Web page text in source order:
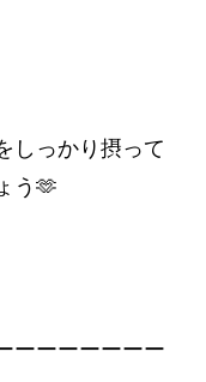
しっかり摂って
う🫶
ーーーーーーー